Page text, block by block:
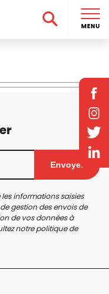
Envoyer
informations saisies
gestion des envois de
de vos données à
notrepolitique de
MENU